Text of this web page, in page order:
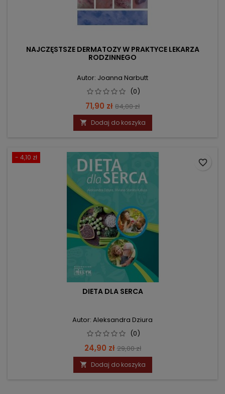
NAJCZĘSTSZE DERMATOZY W PRAKTYCE LEKARZA
RODZINNEGO
Autor: Joanna Narbutt
(0)
Cena
71,90 zł Cena
podstawowa
84,00 zł
 Dodaj do koszyka
- 4,10 zł
DIETA DLA SERCA
Autor: Aleksandra Dziura
(0)
Cena
24,90 zł Cena
podstawowa
29,00 zł
 Dodaj do koszyka
favorite_border